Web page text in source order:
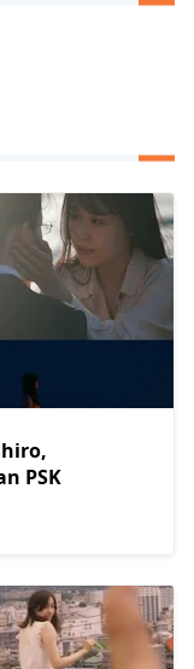
PSK